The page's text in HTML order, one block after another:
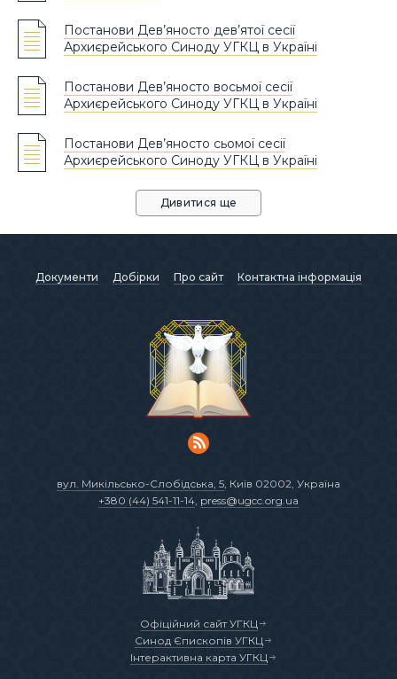
Постанови Дев’яносто дев’ятої сесії
Архиєрейського Синоду УГКЦ в Україні
Постанови Дев’яносто восьмої сесії
Архиєрейського Синоду УГКЦ в Україні
Постанови Дев’яносто сьомої сесії
Архиєрейського Синоду УГКЦ в Україні
Дивитися ще
Документи Добірки Про сайт Контактна інформація
вул. Микільсько-Слобідська, 5, Київ 02002, Україна
+380 (44) 541-11-14, press@ugcc.org.ua
Офіційний сайт УГКЦ
Синод Єпископів УГКЦ
Інтерактивна карта УГКЦ